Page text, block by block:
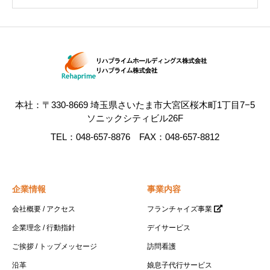
本社：〒330-8669 埼玉県さいたま市大宮区桜木町1丁目7−5
ソニックシティビル26F
TEL：048-657-8876 FAX：048-657-8812
企業情報
会社概要 / アクセス
企業理念 / 行動指針
ご挨拶 / トップメッセージ
沿革
事業内容
フランチャイズ事業
デイサービス
訪問看護
娘息子代行サービス